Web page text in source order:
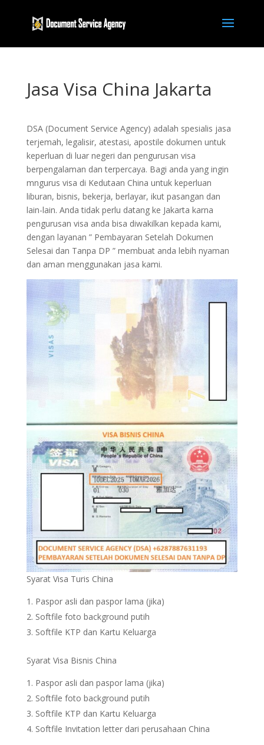
Jasa Visa China Jakarta
DSA (Document Service Agency) adalah spesialis jasa
terjemah, legalisir, atestasi, apostile dokumen untuk
keperluan di luar negeri dan pengurusan visa
berpengalaman dan terpercaya. Bagi anda yang ingin
mngurus visa di Kedutaan China untuk keperluan
liburan, bisnis, bekerja, berlayar, ikut pasangan dan
lain-lain. Anda tidak perlu datang ke Jakarta karna
pengurusan visa anda bisa diwakilkan kepada kami,
dengan layanan ” Pembayaran Setelah Dokumen
Selesai dan Tanpa DP ” membuat anda lebih nyaman
dan aman menggunakan jasa kami.
Syarat Visa Turis China
Paspor asli dan paspor lama (jika)
Softfile foto background putih
Softfile KTP dan Kartu Keluarga
Syarat Visa Bisnis China
Paspor asli dan paspor lama (jika)
Softfile foto background putih
Softfile KTP dan Kartu Keluarga
Softfile Invitation letter dari perusahaan China